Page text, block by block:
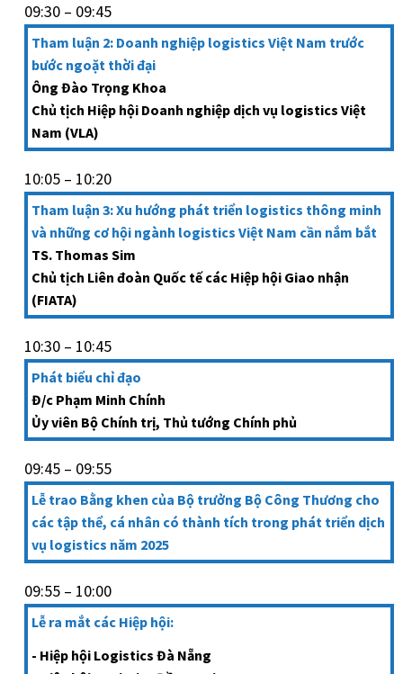
09:30 – 09:45
Tham luận 2: Doanh nghiệp logistics Việt Nam trước
bước ngoặt thời đại
Ông Đào Trọng Khoa
Chủ tịch Hiệp hội Doanh nghiệp dịch vụ logistics Việt
Nam (VLA)
10:05 – 10:20
Tham luận 3: Xu hướng phát triển logistics thông minh
và những cơ hội ngành logistics Việt Nam cần nắm bắt
TS. Thomas Sim
Chủ tịch Liên đoàn Quốc tế các Hiệp hội Giao nhận
(FIATA)
10:30 – 10:45
Phát biểu chỉ đạo
Đ/c Phạm Minh Chính
Ủy viên Bộ Chính trị, Thủ tướng Chính phủ
09:45 – 09:55
Lễ trao Bằng khen của Bộ trưởng Bộ Công Thương cho
các tập thể, cá nhân có thành tích trong phát triển dịch
vụ logistics năm 2025
09:55 – 10:00
Lễ ra mắt các Hiệp hội:
- Hiệp hội Logistics Đà Nẵng